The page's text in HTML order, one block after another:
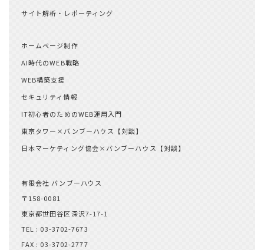
サイト解析・レポーティング
ホームページ制作
AI時代のWEB戦略
WEB構築支援
セキュリティ情報
IT初心者のためのWEB運用入門
東京タワー×バンブーハウス【対談】
日本マーケティング協会×バンブーハウス【対談】
有限会社 バンブーハウス
〒158-0081
東京都世田谷区深沢7-17-1
TEL : 03-3702-7673
FAX : 03-3702-2777